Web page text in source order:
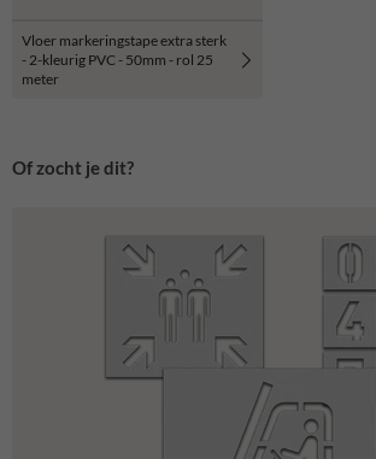
Vloer markeringstape extra sterk
- 2-kleurig PVC - 50mm - rol 25
meter
Of zocht je dit?